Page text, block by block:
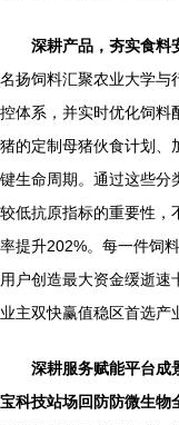
深耕产品，夯实食料
名扬饲料汇聚农业大学与
控体系，并实时优化饲料
猪的定制母猪伙食计划、
键生命周期。通过这些分
较低抗原指标的重要性，
率提升202%。每一件饲
用户创造最大资金缓逝
业主双快赢值稳区首选产
深耕服务赋能平台成
宝科技站场回防防微生物